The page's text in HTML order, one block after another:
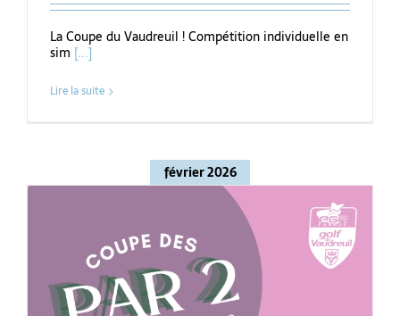
La Coupe du Vaudreuil ! Compétition individuelle en
sim [...]
Lire la suite
février 2026